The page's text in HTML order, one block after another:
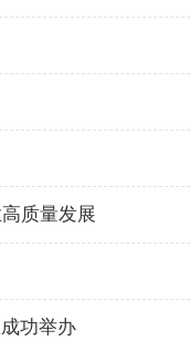
质量发展
功举办